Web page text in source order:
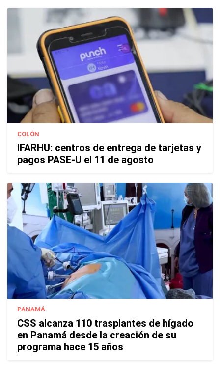
COLÓN
IFARHU: centros de entrega de tarjetas y
pagos PASE-U el 11 de agosto
PANAMÁ
CSS alcanza 110 trasplantes de hígado
en Panamá desde la creación de su
programa hace 15 años